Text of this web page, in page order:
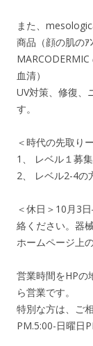
また、
商品（顔の肌のｱ
血清）
UV対策、修復、
す。
＜時代の先取り
1、 レベル１募
2、 レベル2-4の
＜休日＞10月3
絡ください。器
ホームページ上
営業時間をHPの
ら営業です。
特別な方は、ご
PM.5:00-日曜日